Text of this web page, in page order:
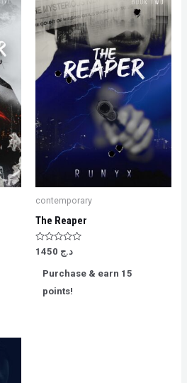
contemporary
The Reaper
Rated
0
د.ج
Purchase & earn 15
points!